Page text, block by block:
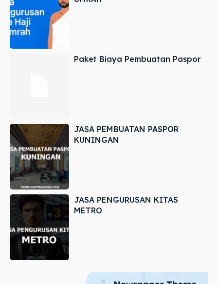
Paket Biaya Pembuatan Paspor
JASA PEMBUATAN PASPOR
KUNINGAN
JASA PENGURUSAN KITAS
METRO